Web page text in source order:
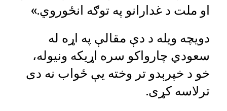
او ملت د غدارانو په توګه انځوروي.»
دویچه ویله د دې مقالې په اړه له
سعودي چارواکو سره اړیکه ونیوله،
خو د خپرېدو تر وخته یې ځواب نه دی
ترلاسه کړی.